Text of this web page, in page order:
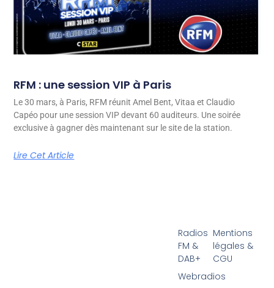
RFM : une session VIP à Paris
Le 30 mars, à Paris, RFM réunit Amel Bent, Vitaa et Claudio
Capéo pour une session VIP devant 60 auditeurs. Une soirée
exclusive à gagner dès maintenant sur le site de la station.
Lire Cet Article
Radios
FM &
DAB+
Webradios
Mentions
légales &
CGU